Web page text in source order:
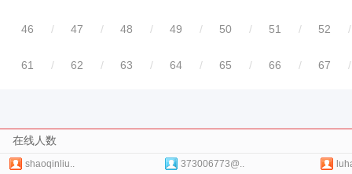
46 / 47 / 48 / 49 / 50 / 51 / 52 /
61 / 62 / 63 / 64 / 65 / 66 / 67 /
在线人数
shaoqinliu.. 373006773@..